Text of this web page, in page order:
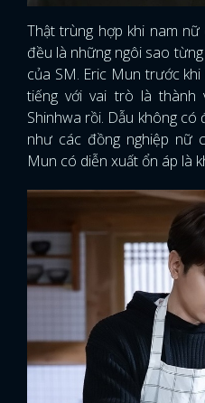
Thật trùng hợp khi nam
đều là những ngôi sao
của SM. Eric Mun trước
tiếng với vai trò là thành
Shinhwa rồi. Dẫu không
như các đồng nghiệp nữ
Mun có diễn xuất ổn áp là